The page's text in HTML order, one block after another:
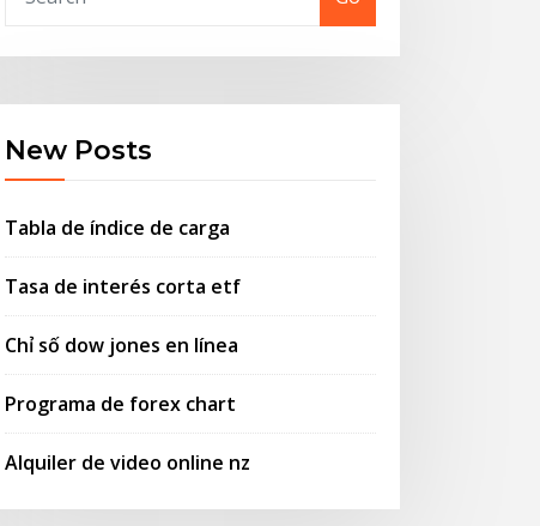
New Posts
Tabla de índice de carga
Tasa de interés corta etf
Chỉ số dow jones en línea
Programa de forex chart
Alquiler de video online nz